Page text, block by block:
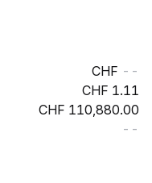
--
1.11
110,880.00
--